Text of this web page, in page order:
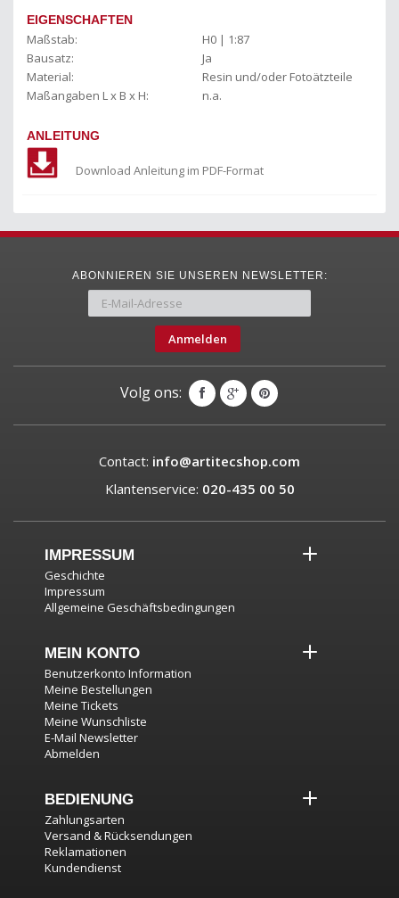
EIGENSCHAFTEN
Maßstab:
H0 | 1:87
Bausatz:
Ja
Material:
Resin und/oder Fotoätzteile
Maßangaben L x B x H:
n.a.
ANLEITUNG
Download Anleitung im PDF-Format
ABONNIEREN SIE UNSEREN NEWSLETTER:
Anmelden
Volg ons:
Contact: info@artitecshop.com
Klantenservice: 020-435 00 50
IMPRESSUM
Geschichte
Impressum
Allgemeine Geschäftsbedingungen
MEIN KONTO
Benutzerkonto Information
Meine Bestellungen
Meine Tickets
Meine Wunschliste
E-Mail Newsletter
Abmelden
BEDIENUNG
Zahlungsarten
Versand & Rücksendungen
Reklamationen
Kundendienst